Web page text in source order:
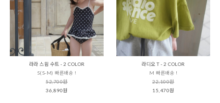
라라 스윔 수트 - 2 COLOR
S(S-M) 빠른배송 !
52,700원
36,890원
라디오 T - 2 COLOR
M 빠른배송 !
22,100원
15,470원